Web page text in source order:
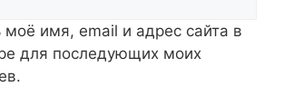
моё имя, email и адрес сайта в
для последующих моих